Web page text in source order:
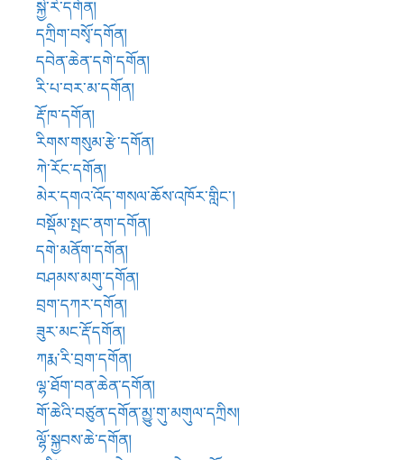
དགེ་མནོག་དགོན།
བཤམས་མགུ་དགོན།
བྲག་དཀར་དགོན།
ཟུར་མང་རྡོ་དགོན།
ཀརྨ་རི་བྲག་དགོན།
ལྷ་ཐོག་བན་ཆེན་དགོན།
གོ་ཆེའི་བཙུན་དགོན་མྱུ་གུ་མགུལ་དཀྲིས།
ལྷོ་སྐྱབས་ཆེ་དགོན།
འཛི་གནས་པདྨ་ཤེལ་ཕུག་དགེ་བ་དགོན།
གཟུ་རུ་དགོན།
སྨན་ཆུ་དགོན།
རྟོགས་ལྡན་དགོན་ཐུབ་བསྟན་བཤད་སྒྲུབ་དར་རྒྱས་གླིང་།
ཚབ་ཚ་དགོན།
མགོན་པོ་དགོན་ཀརྨ་གླིང་།
སྤོམ་བྲག་དགོན།
རྟ་རྣའི་བཙུན་དགོན།
གོ་ཆེའི་བཙུན་དགོན་ཁ་ལ་རོང་སྒོ།